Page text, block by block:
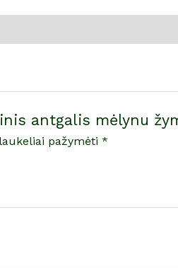
antgalis mėlynu
pažymėti *